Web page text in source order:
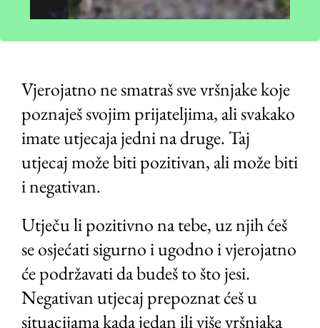
Vjerojatno ne smatraš sve vršnjake koje
poznaješ svojim prijateljima, ali svakako
imate utjecaja jedni na druge. Taj
utjecaj može biti pozitivan, ali može biti
i negativan.
Utječu li pozitivno na tebe, uz njih ćeš
se osjećati sigurno i ugodno i vjerojatno
će podržavati da budeš to što jesi.
Negativan utjecaj prepoznat ćeš u
situacijama kada jedan ili više vršnjaka